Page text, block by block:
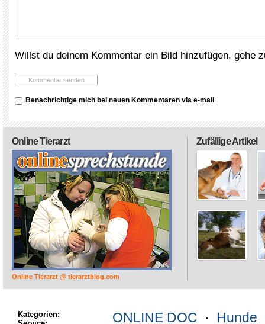
Willst du deinem Kommentar ein Bild hinzufügen, gehe
Benachrichtige mich bei neuen Kommentaren via e-mail
Zufällige Artikel
Online Tierarzt
Online Tierarzt @ tierarztblog.com
Kategorien:
ONLINE DOC · Hunde